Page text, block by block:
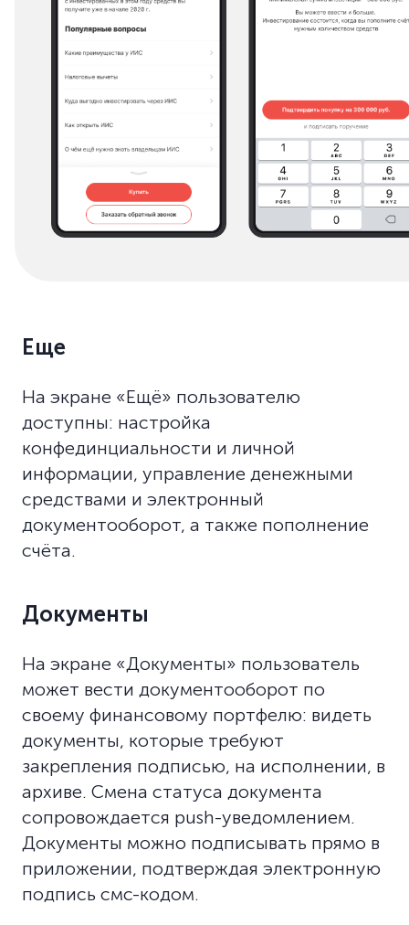
Еще
На экране «Ещё» пользователю
доступны: настройка
конфединциальности и личной
информации, управление денежными
средствами и электронный
документооборот, а также пополнение
счёта.
Документы
На экране «Документы» пользователь
может вести документооборот по
своему финансовому портфелю: видеть
документы, которые требуют
закрепления подписью, на исполнении, в
архиве. Смена статуса документа
сопровождается push-уведомлением.
Документы можно подписывать прямо в
приложении, подтверждая электронную
подпись смс-кодом.